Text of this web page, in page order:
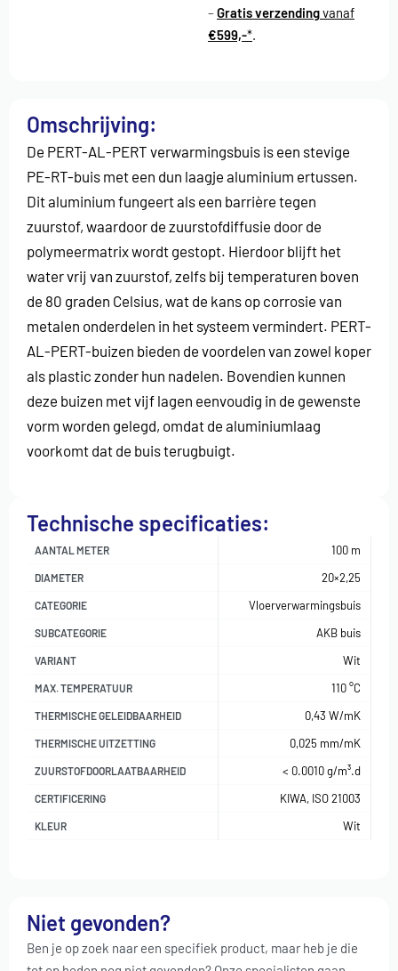
–Gratis verzendingvanaf
€599,-*.
Omschrijving:
De PERT-AL-PERT verwarmingsbuis is een stevige
PE-RT-buis met een dun laagje aluminium ertussen.
Dit aluminium fungeert als een barrière tegen
zuurstof, waardoor de zuurstofdiffusie door de
polymeermatrix wordt gestopt. Hierdoor blijft het
water vrij van zuurstof, zelfs bij temperaturen boven
de 80 graden Celsius, wat de kans op corrosie van
metalen onderdelen in het systeem vermindert. PERT-
AL-PERT-buizen bieden de voordelen van zowel koper
als plastic zonder hun nadelen. Bovendien kunnen
deze buizen met vijf lagen eenvoudig in de gewenste
vorm worden gelegd, omdat de aluminiumlaag
voorkomt dat de buis terugbuigt.
Technische specificaties:
AANTAL METER 100 m
DIAMETER 20×2,25
CATEGORIE Vloerverwarmingsbuis
SUBCATEGORIE AKB buis
VARIANT Wit
MAX. TEMPERATUUR 110 °C
THERMISCHE GELEIDBAARHEID 0,43 W/mK
THERMISCHE UITZETTING 0,025 mm/mK
ZUURSTOFDOORLAATBAARHEID < 0.0010 g/m³.d
CERTIFICERING KIWA, ISO 21003
KLEUR Wit
Niet gevonden?
Ben je op zoek naar een specifiek product, maar heb je die